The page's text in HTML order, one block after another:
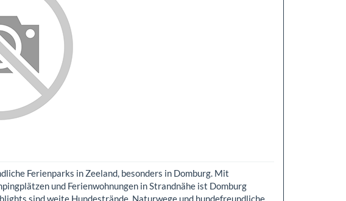
Ferienparks in Zeeland, besonders in Domburg. Mit
und Ferienwohnungen in Strandnähe ist Domburg
sind weite Hundestrände, Naturwege und hundefreundliche